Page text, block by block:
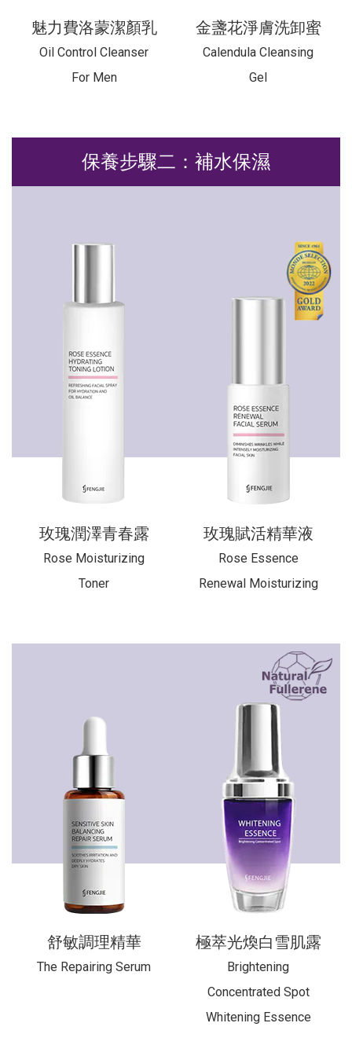
魅力費洛蒙潔顏乳
Oil Control Cleanser
For Men
金盞花淨膚洗卸蜜
Calendula Cleansing
Gel
保養步驟二：補水保濕
玫瑰潤澤青春露
Rose Moisturizing
Toner
玫瑰賦活精華液
Rose Essence
Renewal Moisturizing
舒敏調理精華
The Repairing Serum
極萃光煥白雪肌露
Brightening
Concentrated Spot
Whitening Essence